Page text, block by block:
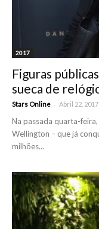
2017
Figuras
sueca de
Stars Online - Abril 22, 2017
Na passada quarta-
Wellington – que já
milhões...